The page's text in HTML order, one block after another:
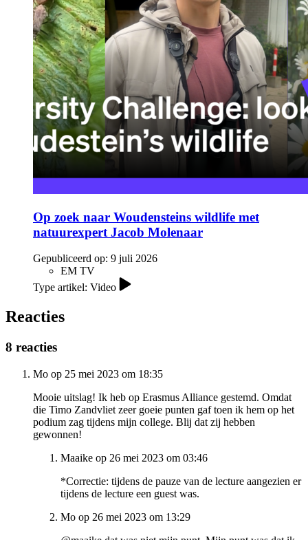
Op zoek naar Woudensteins wildlife met
natuurexpert Jacob Molenaar
Gepubliceerd op: 9 juli 2026
EM TV
Type artikel: Video
Reacties
8 reacties
Mo op 25 mei 2023 om 18:35
Mooie uitslag! Ik heb op Erasmus Alliance gestemd. Omdat
die Timo Zandvliet zeer goeie punten gaf toen ik hem op het
podium zag tijdens mijn college. Blij dat zij hebben
gewonnen!
Maaike op 26 mei 2023 om 03:46
*Correctie: tijdens de pauze van de lecture aangezien er
tijdens de lecture een guest was.
Mo op 26 mei 2023 om 13:29